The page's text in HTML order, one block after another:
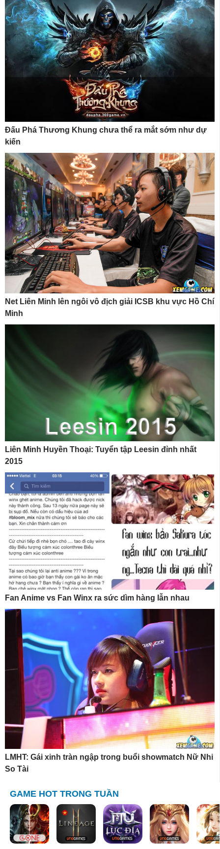
Đấu Phá Thương Khung chưa thể ra mắt sớm như dự
kiến
Net Liên Minh lên ngôi vô địch giải ICSB khu vực Hồ Chí
Minh
Liên Minh Huyền Thoại: Tuyển tập Leesin đỉnh nhất
2015
Fan Anime vs Fan Winx ra sức dìm hàng lẫn nhau
LMHT: Gái xinh tràn ngập trong buổi showmatch Nữ Nhi
So Tài
GAME HOT TRONG TUẦN